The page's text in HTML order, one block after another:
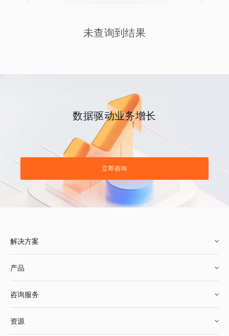
未查询到结果
数据驱动业务增长
立即咨询
解决方案
鞋服行业
产品
咨询服务
资源